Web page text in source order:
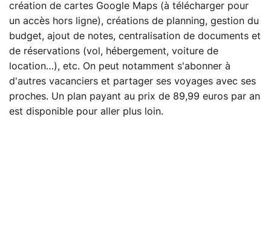
création de cartes Google Maps (à télécharger pour
un accès hors ligne), créations de planning, gestion du
budget, ajout de notes, centralisation de documents et
de réservations (vol, hébergement, voiture de
location…), etc. On peut notamment s'abonner à
d'autres vacanciers et partager ses voyages avec ses
proches. Un plan payant au prix de 89,99 euros par an
est disponible pour aller plus loin.